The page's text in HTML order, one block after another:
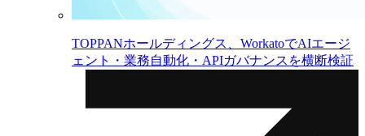
TOPPANホールディングス、WorkatoでAIエージ
ェント・業務自動化・APIガバナンスを横断検証